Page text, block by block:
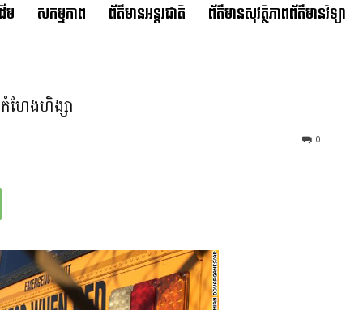
ម សកម្មភាព ព័ត៌មានអន្តរជាតិ ព័ត៌មានសុវត្ថិភាពព័ត៌មានវិទ្យា
កំហែងហិង្សា
0